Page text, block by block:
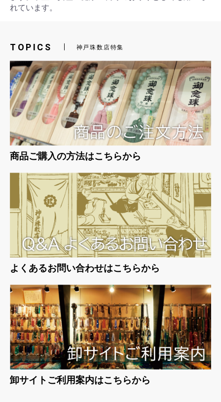
れています。
TOPICS 神戸珠数店特集
商品ご購入の方法はこちらから
よくあるお問い合わせはこちらから
卸サイトご利用案内はこちらから